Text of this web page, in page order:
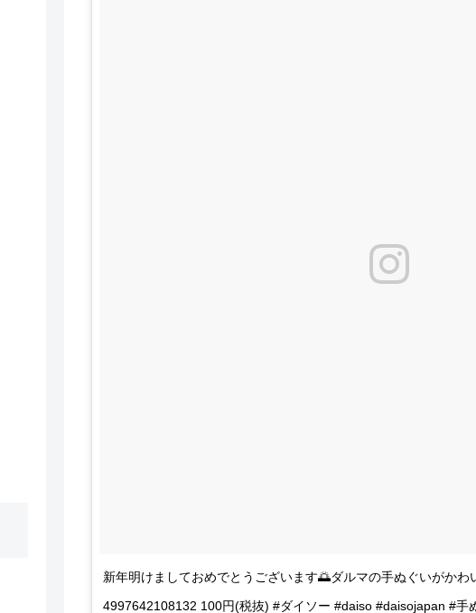
新年明けましておめでとうございます🌅ダルマの手ぬぐいがか
4997642108132 100円(税抜) #ダイソー #daiso #daisojapan #手